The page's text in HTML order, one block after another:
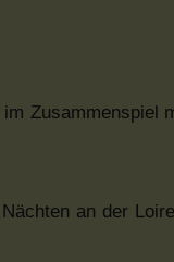
Zusammenspiel
an der